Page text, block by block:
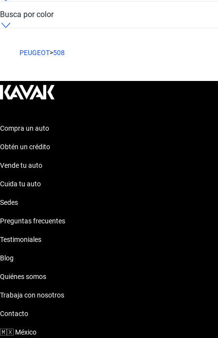
Peugeot 508 4x2 Automático
Busca por color
Peugeot 508 4x2 Gris
PEUGEOT>508
Compra un auto
Obtén un crédito
Vende tu auto
Cuida tu auto
Sedes
Preguntas frecuentes
Testimoniales
Blog
Quiénes somos
Trabaja con nosotros
Contacto
🇲🇽 México